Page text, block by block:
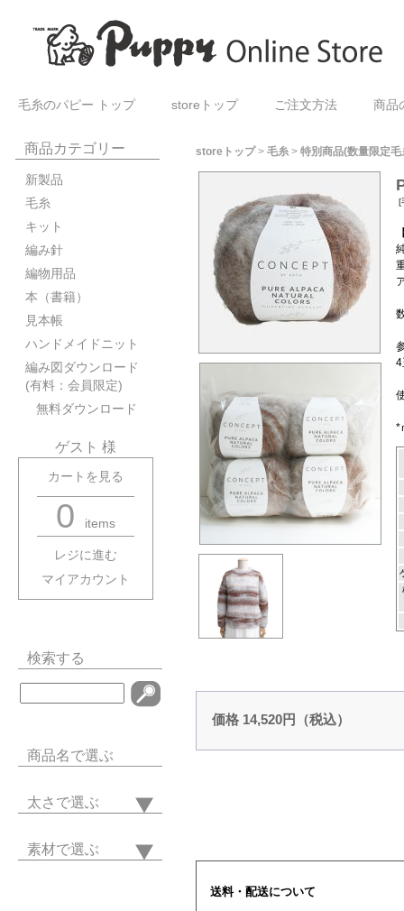
毛糸のパピー トップ storeトップ ご注文方法 商品
商品カテゴリー
新製品
毛糸
キット
編み針
編物用品
本（書籍）
見本帳
ハンドメイドニット
編み図ダウンロード
(有料：会員限定)
無料ダウンロード
ゲスト 様
カートを見る
0 items
レジに進む
マイアカウント
検索する
商品名で選ぶ
太さで選ぶ
素材で選ぶ
storeトップ> 毛糸 > 特別商品(数量限定毛
[
4
*
価格 14,520円（税込）
送料・配送について